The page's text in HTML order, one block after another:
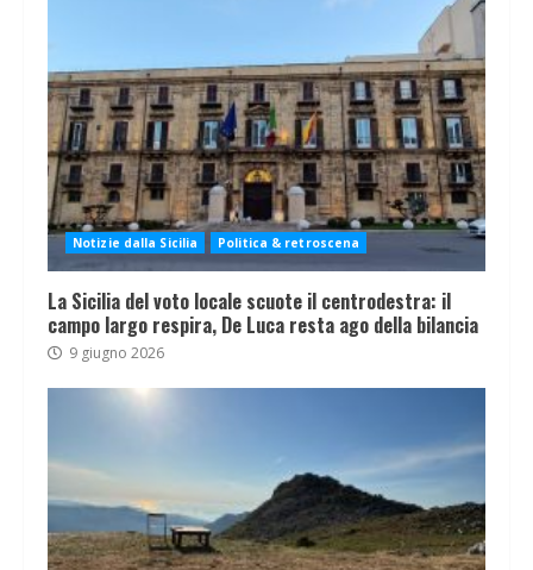
Notizie dalla Sicilia Politica & retroscena
La Sicilia del voto locale scuote il centrodestra: il
campo largo respira, De Luca resta ago della bilancia
9 giugno 2026